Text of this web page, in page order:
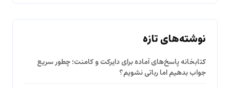
نوشته‌های تازه
کتابخانه پاسخ‌های آماده برای دایرکت و کامنت؛ چطور سریع
جواب بدهیم اما رباتی نشویم؟